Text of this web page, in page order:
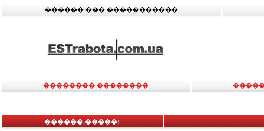
������ ��� �����������
�������� ��������
������.�����: